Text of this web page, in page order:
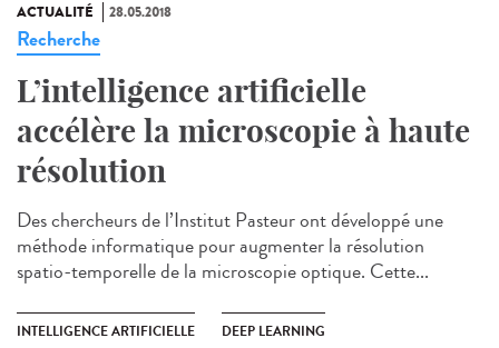
ACTUALITÉ 28.05.2018
Recherche
L’intelligence artificielle
accélère la microscopie à haute
résolution
Des chercheurs de l’Institut Pasteur ont développé une
méthode informatique pour augmenter la résolution
spatio-temporelle de la microscopie optique. Cette...
INTELLIGENCE ARTIFICIELLE DEEP LEARNING